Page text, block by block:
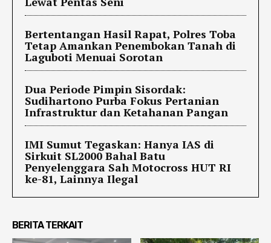
Bertentangan Hasil Rapat, Polres Toba
Tetap Amankan Penembokan Tanah di
Laguboti Menuai Sorotan
Dua Periode Pimpin Sisordak:
Sudihartono Purba Fokus Pertanian
Infrastruktur dan Ketahanan Pangan
IMI Sumut Tegaskan: Hanya IAS di
Sirkuit SL2000 Bahal Batu
Penyelenggara Sah Motocross HUT RI
ke-81, Lainnya Ilegal
BERITA TERKAIT